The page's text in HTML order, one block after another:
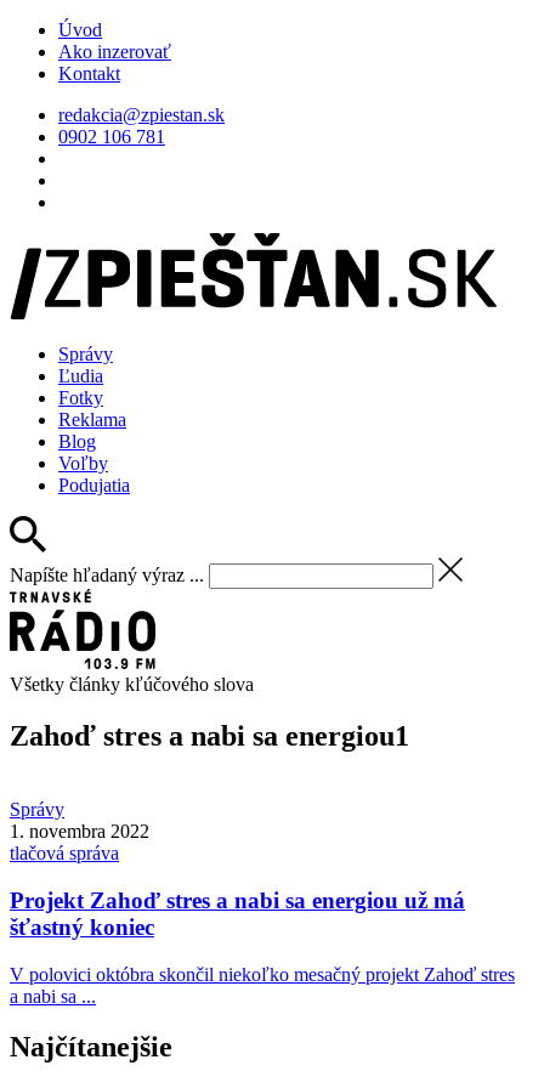
Úvod
Ako inzerovať
Kontakt
redakcia@zpiestan.sk
0902 106 781
Správy
Ľudia
Fotky
Reklama
Blog
Voľby
Podujatia
Napíšte hľadaný výraz ...
Všetky články kľúčového slova
Zahoď stres a nabi sa energiou1
Správy
1. novembra 2022
tlačová správa
Projekt Zahoď stres a nabi sa energiou už má
šťastný koniec
V polovici októbra skončil niekoľko mesačný projekt Zahoď stres
a nabi sa ...
Najčítanejšie